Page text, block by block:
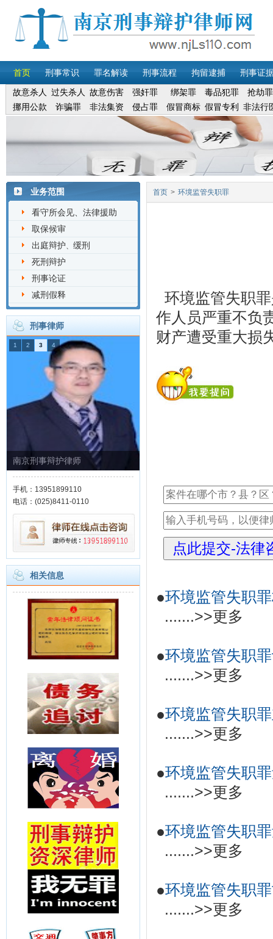
首页 刑事常识 罪名解读 刑事流程 拘留逮捕
刑事证
故意杀人
过失杀人 故意伤害 强奸罪 绑架罪 毒品犯罪
抢劫罪
挪用公款
诈骗罪 非法集资 侵占罪 假冒商标 假冒专利 非法行
业务范围
看守所会见、法律援助
取保候审
出庭辩护、 缓刑
死刑辩护
刑事论证
减刑假释
刑事律师
南京刑事辩护律师
1 2 3 4
手机：13951899110
电话：(025)8411-0110
相关信息
首页 > 环境监管失职罪
环境监管失职
作人员严重不负
财产遭受重大损
●环境监管失职
.......>>更多
●环境监管失职
.......>>更多
●环境监管失职
.......>>更多
●环境监管失职
.......>>更多
●环境监管失职
.......>>更多
●环境监管失职
.......>>更多